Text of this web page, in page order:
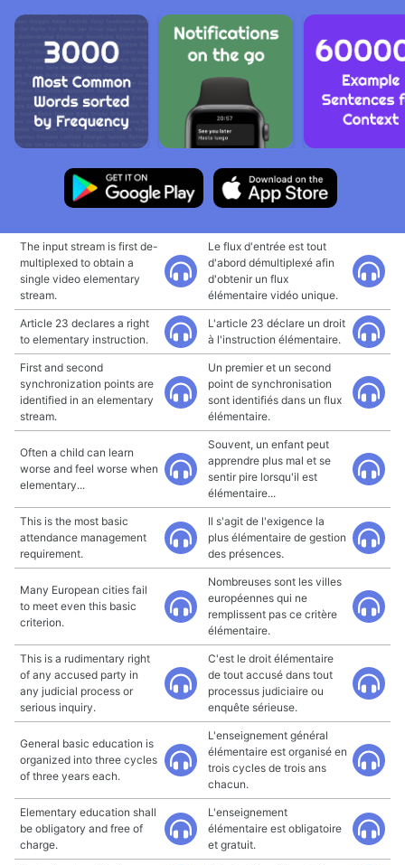
The input stream is first de-
multiplexed to obtain a
single video elementary
stream.
Le flux d'entrée est tout
d'abord démultiplexé afin
d'obtenir un flux
élémentaire vidéo unique.
Article 23 declares a right
to elementary instruction.
L'article 23 déclare un droit
à l'instruction élémentaire.
First and second
synchronization points are
identified in an elementary
stream.
Un premier et un second
point de synchronisation
sont identifiés dans un flux
élémentaire.
Often a child can learn
worse and feel worse when
elementary...
Souvent, un enfant peut
apprendre plus mal et se
sentir pire lorsqu'il est
élémentaire...
This is the most basic
attendance management
requirement.
Il s'agit de l'exigence la
plus élémentaire de gestion
des présences.
Many European cities fail
to meet even this basic
criterion.
Nombreuses sont les villes
européennes qui ne
remplissent pas ce critère
élémentaire.
This is a rudimentary right
of any accused party in
any judicial process or
serious inquiry.
C'est le droit élémentaire
de tout accusé dans tout
processus judiciaire ou
enquête sérieuse.
General basic education is
organized into three cycles
of three years each.
L'enseignement général
élémentaire est organisé en
trois cycles de trois ans
chacun.
Elementary education shall
be obligatory and free of
charge.
L'enseignement
élémentaire est obligatoire
et gratuit.